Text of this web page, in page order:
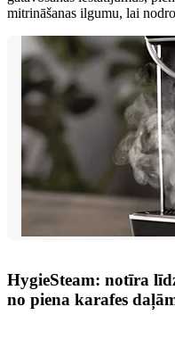
mitrināšanas ilgumu, lai
HygieSteam: notīra
no piena karafes